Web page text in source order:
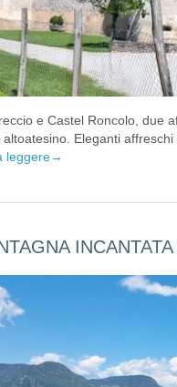
e Castel Roncolo, due
Eleganti
leggere→